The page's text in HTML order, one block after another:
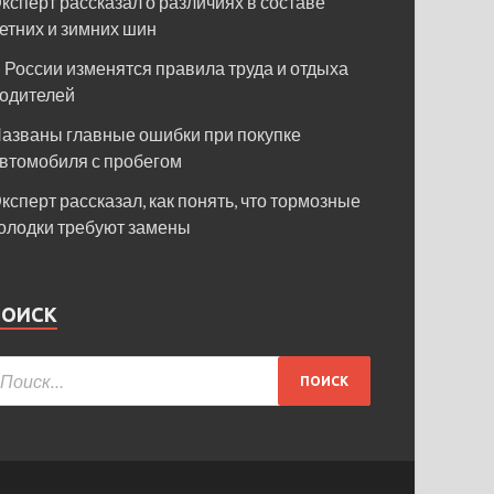
и зимних шин
России изменятся правила труда и отдыха
главные ошибки при покупке
с пробегом
рассказал, как понять, что тормозные
требуют замены